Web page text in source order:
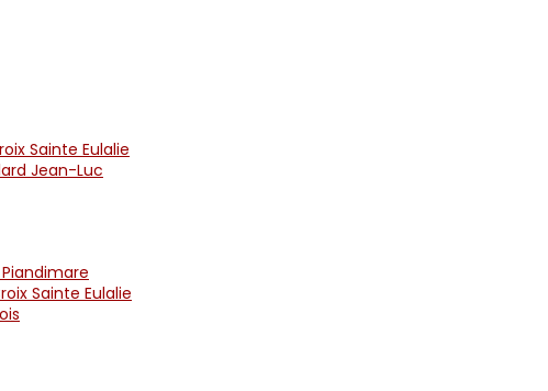
Sainte Eulalie
Jean-Luc
Sainte Eulalie